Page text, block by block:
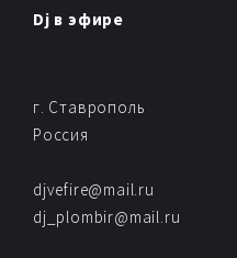
Dj в эфире
г. Ставрополь
Россия
djvefire@mail.ru
dj_plombir@mail.ru